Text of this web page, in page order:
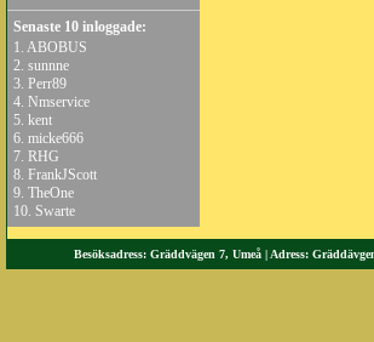
Senaste 10 inloggade:
1. ABOBUS
2. sunnne
3. Perr89
4. Nmservice
5. kent
6. micke666
7. RHG
8. FrankJScott
9. TheOne
10. Swarte
Besöksadress: Gräddvägen 7, Umeå | Adress: